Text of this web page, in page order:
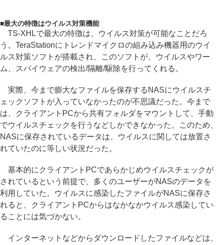
■最大の特徴はウイルス対策機能
TS-XHLで最大の特徴は、ウイルス対策が可能なことだろ
う。TeraStationにトレンドマイクロの組み込み機器用のウイ
ルス対策ソフトが搭載され、このソフトが、ウイルスやワー
ム、スパイウェアの検出/隔離/駆除を行ってくれる。
実際、今まで膨大なファイルを保存するNASにウイルスチ
ェックソフトが入っていなかったのが不思議だった。今まで
は、クライアントPCから共有フォルダをマウントして、手動
でウイルスチェックを行うなどしかできなかった。このため、
NASに保存されているデータは、ウイルスに関しては放置さ
れていたのに等しい状況だった。
基本的にクライアントPCであらかじめウイルスチェックが
されているという前提で、多くのユーザーがNASのデータを
利用していた。ウイルスに感染したファイルがNASに保存さ
れると、クライアントPCからはなかなかウイルス感染してい
ることには気づかない。
インターネットなどからダウンロードしたファイルなどは、